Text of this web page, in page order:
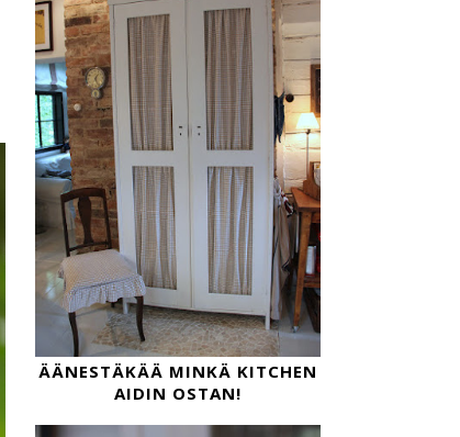
ÄÄNESTÄKÄÄ MINKÄ KITCHEN
AIDIN OSTAN!